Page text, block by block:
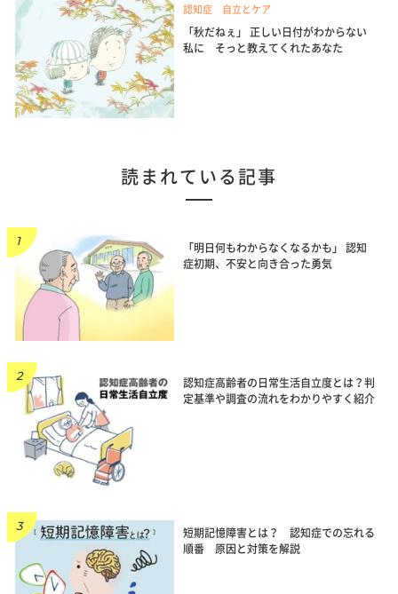
認知症 自立とケア
「秋だねぇ」 正しい日付がわからない
私に そっと教えてくれたあなた
読まれている記事
「明日何もわからなくなるかも」 認知
症初期、不安と向き合った勇気
認知症高齢者の日常生活自立度とは？判
定基準や調査の流れをわかりやすく紹介
短期記憶障害とは？ 認知症での忘れる
順番 原因と対策を解説